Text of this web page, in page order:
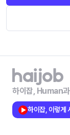
하이잡, Human
하이잡, 이렇게